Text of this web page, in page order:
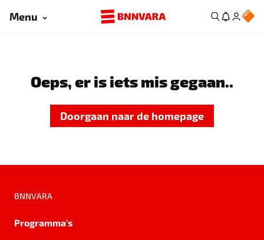
Menu
Oeps, er is iets mis gegaan..
Doorgaan naar de homepage
BNNVARA
Programma's